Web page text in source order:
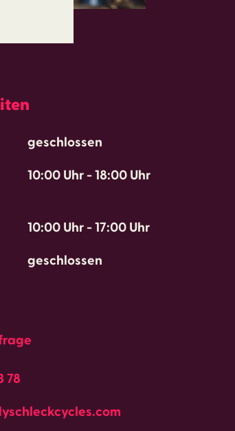
geschlossen
10:00 Uhr -18:00 Uhr
10:00 Uhr -17:00 Uhr
geschlossen
78